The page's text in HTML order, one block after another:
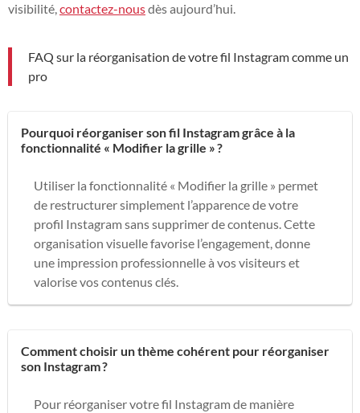
visibilité,contactez-nousdès aujourd’hui.
FAQ sur la réorganisation de votre fil Instagram comme un
pro
Pourquoi réorganiser son fil Instagram grâce à la
fonctionnalité « Modifier la grille » ?
Utiliser la fonctionnalité « Modifier la grille » permet
de restructurer simplement l’apparence de votre
profil Instagram sans supprimer de contenus. Cette
organisation visuelle favorise l’engagement, donne
une impression professionnelle à vos visiteurs et
valorise vos contenus clés.
Comment choisir un thème cohérent pour réorganiser
son Instagram ?
Pour réorganiser votre fil Instagram de manière